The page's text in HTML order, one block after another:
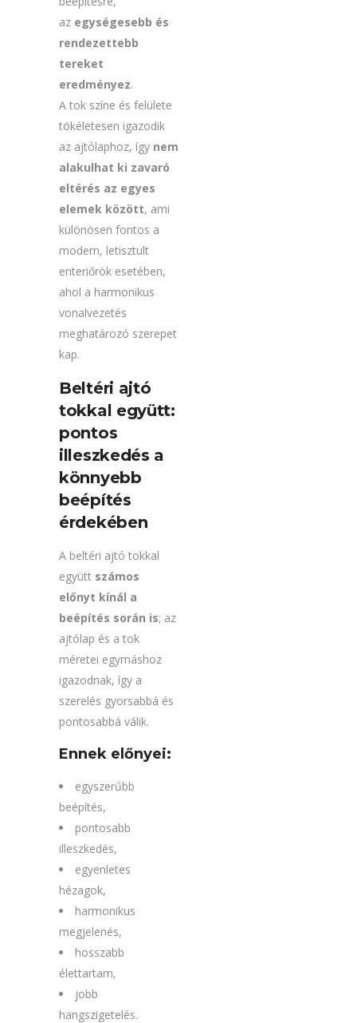
az egységesebb és
rendezettebb
tereket
eredményez.
A tok színe és felülete
tökéletesen igazodik
az ajtólaphoz, így nem
alakulhat ki zavaró
eltérés az egyes
elemek között, ami
különösen fontos a
modern, letisztult
enteriőrök esetében,
ahol a harmonikus
vonalvezetés
meghatározó szerepet
kap.
Beltéri ajtó
tokkal együtt:
pontos
illeszkedés a
könnyebb
beépítés
érdekében
A beltéri ajtó tokkal
együtt számos
előnyt kínál a
beépítés során is; az
ajtólap és a tok
méretei egymáshoz
igazodnak, így a
szerelés gyorsabbá és
pontosabbá válik.
Ennek előnyei:
egyszerűbb
beépítés,
pontosabb
illeszkedés,
egyenletes
hézagok,
harmonikus
megjelenés,
hosszabb
élettartam,
jobb
hangszigetelés.